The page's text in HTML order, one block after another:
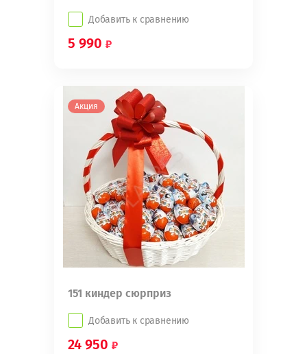
Добавить к сравнению
5 990
Акция
151 киндер сюрприз
Добавить к сравнению
24 950